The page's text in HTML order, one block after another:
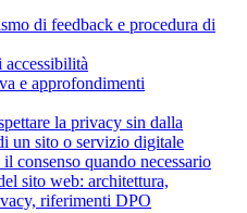
di feedback e procedura di
e approfondimenti
la privacy sin dalla
un sito o servizio digitale
consenso quando necessario
sito web: architettura,
riferimenti DPO